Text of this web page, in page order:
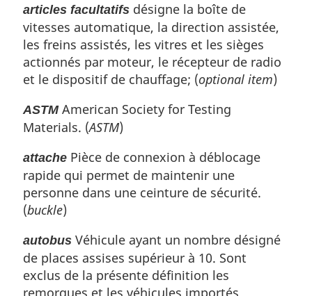
articles facultatifs désigne la boîte de
vitesses automatique, la direction assistée,
les freins assistés, les vitres et les sièges
actionnés par moteur, le récepteur de radio
et le dispositif de chauffage; (optional item)
ASTMAmerican Society for Testing
Materials. (ASTM)
attache Pièce de connexion à déblocage
rapide qui permet de maintenir une
personne dans une ceinture de sécurité.
(buckle)
autobus Véhicule ayant un nombre désigné
de places assises supérieur à 10. Sont
exclus de la présente définition les